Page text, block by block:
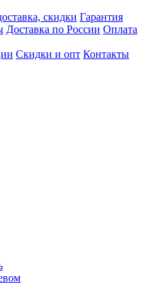
скидки Гарантия
Доставка по России Оплата
Скидки и опт Контакты